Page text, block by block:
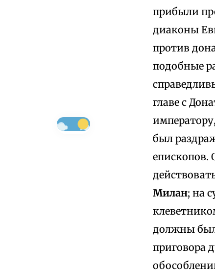
прибыли
диаконы
против
подобные
главе с
был
епископов.
Милан; на
должны
приговора